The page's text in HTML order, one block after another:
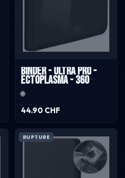
Binder - Ultra Pro -
Ectoplasma - 360
🌐
44.90 CHF
RUPTURE